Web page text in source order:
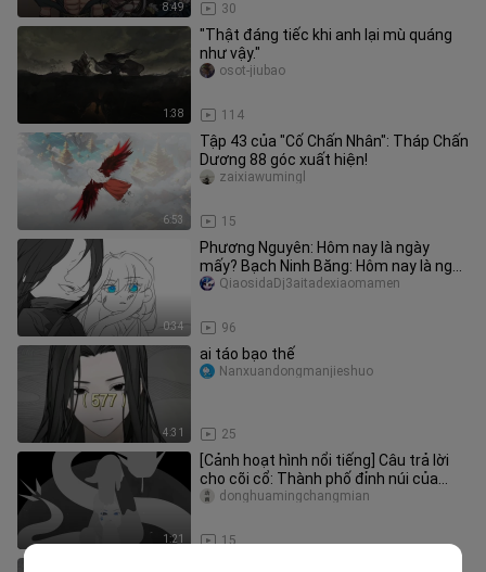
8:49 30
1:38
"Thật đáng tiếc khi anh lại mù quáng
như vậy."
114
osot-jiubao
6:53
Tập 43 của "Cố Chấn Nhân": Tháp Chấn
Dương 88 góc xuất hiện!
15
zaixiawumingl
0:34
Phương Nguyên: Hôm nay là ngày
mấy? Bạch Ninh Băng: Hôm nay là ngày
16.
96
QiaosidaDj3aitadexiaomamen
4:31
ai táo bạo thế
25
Nanxuandongmanjieshuo
1:21
[Cảnh hoạt hình nổi tiếng] Câu trả lời
cho cõi cổ: Thành phố đỉnh núi của
Dragon Man Tình yêu? Bạch
15
donghuamingchangmian